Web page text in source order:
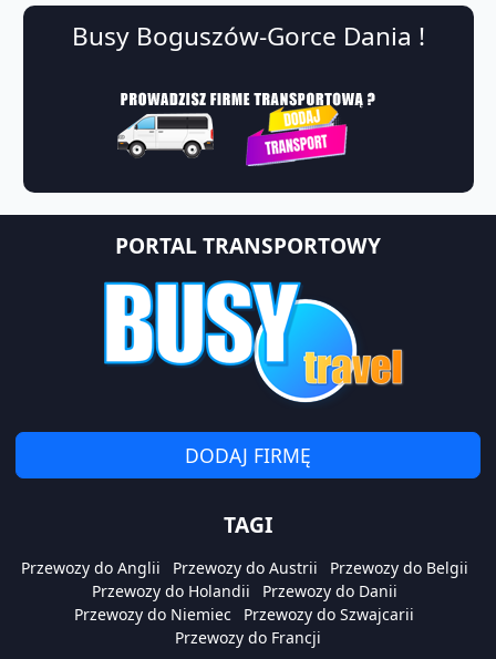
Busy Boguszów-Gorce Dania !
PORTAL TRANSPORTOWY
DODAJ FIRMĘ
TAGI
Przewozy do Anglii Przewozy do Austrii
Przewozy do Belgii
Przewozy do Holandii
Przewozy do Danii
Przewozy do Niemiec
Przewozy do Szwajcarii
Przewozy do Francji